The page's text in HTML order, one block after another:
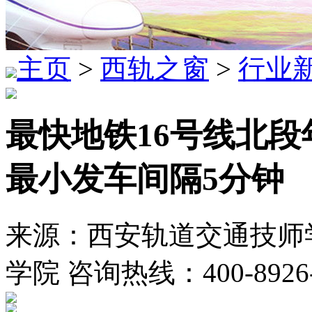
主页 > 西轨之窗 > 行业
最快地铁16号线北
最小发车间隔5分钟
来源：西安轨道交通技
学院 咨询热线：400-